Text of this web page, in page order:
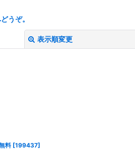
うぞ。
表示順変更
料 [199437]